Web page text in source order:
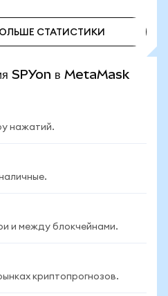
СТАТИСТИКИ
SPYon в MetaMask
нажатий.
и между блокчейнами.
криптопрогнозов.